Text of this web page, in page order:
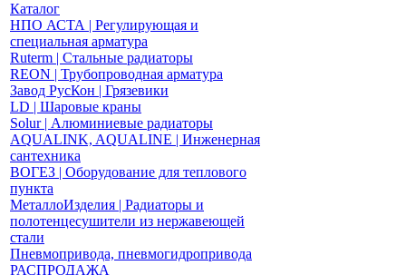
Каталог
НПО АСТА | Регулирующая и
специальная арматура
Ruterm | Стальные радиаторы
REON | Трубопроводная арматура
Завод РусКон | Грязевики
LD | Шаровые краны
Solur | Алюминиевые радиаторы
AQUALINK, AQUALINE | Инженерная
сантехника
ВОГЕЗ | Оборудование для теплового
пункта
МеталлоИзделия | Радиаторы и
полотенцесушители из нержавеющей
стали
Пневмопривода, пневмогидропривода
РАСПРОДАЖА